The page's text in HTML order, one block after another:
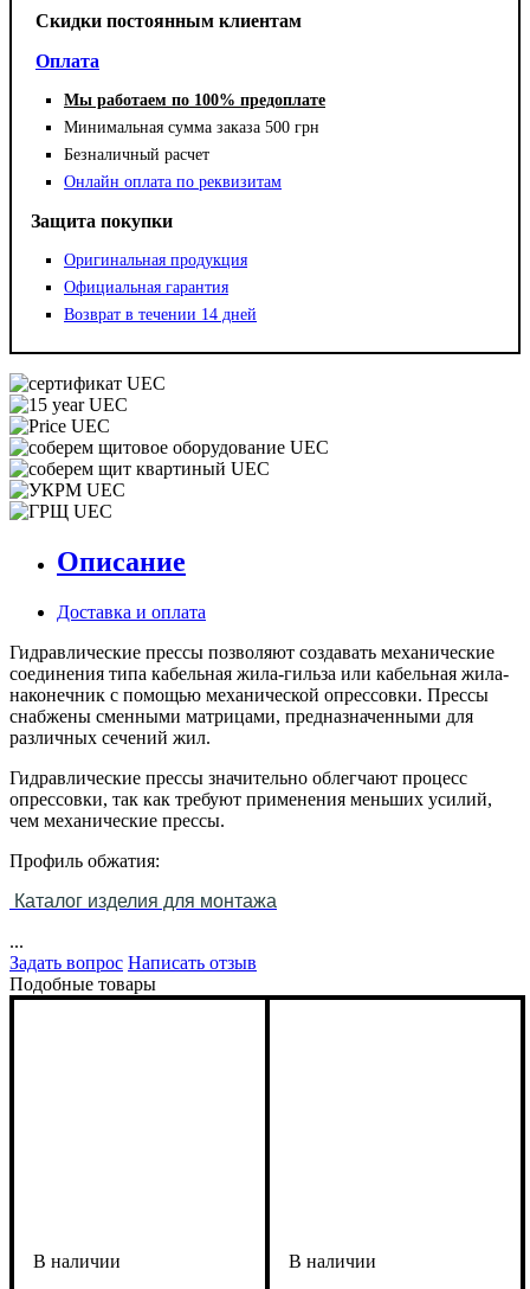
Cкидки постоянным клиентам
Оплата
Мы работаем по 100% предоплате
Минимальная сумма заказа 500 грн
Безналичный расчет
Онлайн оплата по реквизитам
Защита покупки
Оригинальная продукция
Официальная гарантия
Возврат в течении 14 дней
Описание
Доставка и оплата
Гидравлические прессы позволяют создавать механические
соединения типа кабельная жила-гильза или кабельная жила-
наконечник с помощью механической опрессовки. Прессы
снабжены сменными матрицами, предназначенными для
различных сечений жил.
Гидравлические прессы значительно облегчают процесс
опрессовки, так как требуют применения меньших усилий,
чем механические прессы.
Профиль обжатия:
Каталог изделия для монтажа
...
Задать вопрос Написать отзыв
Подобные товары